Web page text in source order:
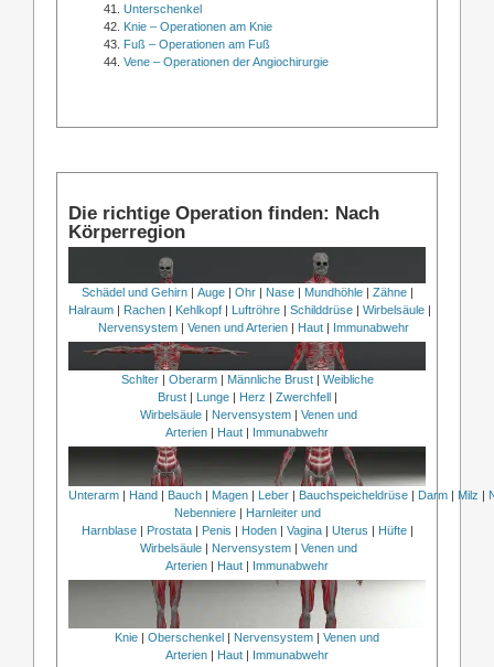
Unterschenkel
Knie – Operationen am Knie
Fuß – Operationen am Fuß
Vene – Operationen der Angiochirurgie
Die richtige Operation finden: Nach
Körperregion
Schädel und Gehirn| Auge| Ohr| Nase| Mundhöhle| Zähne|
Halraum | Rachen | Kehlkopf | Luftröhre | Schilddrüse | Wirbelsäule |
Nervensystem | Venen und Arterien | Haut | Immunabwehr
Schlter| Oberarm| Männliche Brust| Weibliche
Brust| Lunge| Herz | Zwerchfell|
Wirbelsäule | Nervensystem | Venen und
Arterien | Haut | Immunabwehr
Unterarm | Hand | Bauch | Magen | Leber | Bauchspeicheldrüse | Darm | Milz |
Nebenniere| Harnleiter und
Harnblase| Prostata| Penis | Hoden| Vagina| Uterus | Hüfte|
Wirbelsäule | Nervensystem | Venen und
Arterien | Haut | Immunabwehr
Knie Oberschenkel Nervensystem
Venen und
Arterien
Haut Immunabwehr